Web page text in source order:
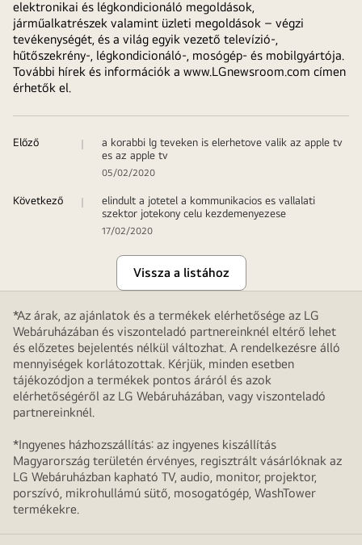
elektronikai és légkondicionáló megoldások,
járműalkatrészek valamint üzleti megoldások – végzi
tevékenységét, és a világ egyik vezető televízió-,
hűtőszekrény-, légkondicionáló-, mosógép- és mobilgyártója.
További hírek és információk a www.LGnewsroom.com címen
érhetők el.
Előző
a korabbi lg teveken is elerhetove valik az apple tv
es az apple tv
05/02/2020
Következő
elindult a jotetel a kommunikacios es vallalati
szektor jotekony celu kezdemenyezese
17/02/2020
Vissza a listához
*Az árak, az ajánlatok és a termékek elérhetősége az LG
Webáruházában és viszonteladó partnereinknél eltérő lehet
és előzetes bejelentés nélkül változhat. A rendelkezésre álló
mennyiségek korlátozottak. Kérjük, minden esetben
tájékozódjon a termékek pontos áráról és azok
elérhetőségéről az LG Webáruházában, vagy viszonteladó
partnereinknél.
*Ingyenes házhozszállítás: az ingyenes kiszállítás
Magyarország területén érvényes, regisztrált vásárlóknak az
LG Webáruházban kapható TV, audio, monitor, projektor,
porszívó, mikrohullámú sütő, mosogatógép, WashTower
termékekre.